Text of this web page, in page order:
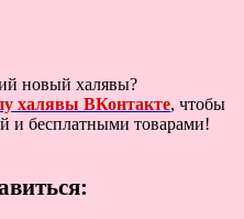
новый халявы?
халявы ВКонтакте, чтобы
и бесплатными товарами!